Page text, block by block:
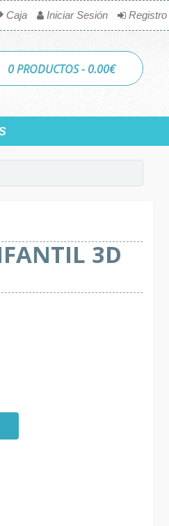
Caja Iniciar Sesión Registro
0 PRODUCTOS - 0.00€
3D